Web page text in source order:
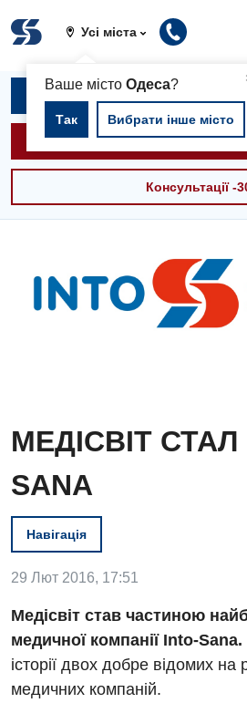
Усі міста
Ваше містоОдеса?
Так Вибрати інше місто
Вакансії
Заходи БПР
Інтернатура
Діагностика
Ангіографічні дослідження
Записатися на
Викликати
Консультації -
МЕДІСВІТ СТАЛ
SANA
Навігація
29 Лют 2016, 17:51
Медісвіт став частиною
медичної компанії Into-Sana.
історії двох добре відомих на
медичних компаній.